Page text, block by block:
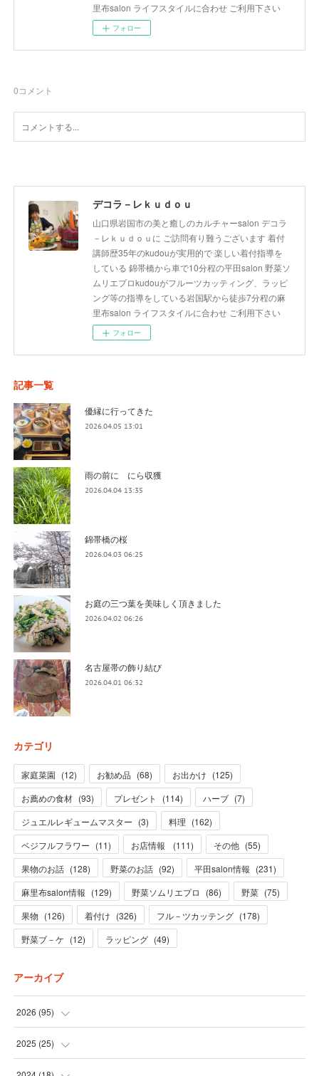
里布salon ライフスタイルに合わせ ご利用下さい
フォロー
0コメント
デコラ－レｋｕｄｏｕ
山口県岩国市の美と癒しのカルチャーsalon デコラ
－レｋｕｄｏｕに ご訪問有り難うございます 着付
講師歴35年のkudouが実用的で 楽しい着付指導を
している 錦帯橋から車で10分程の平田salon 野菜ソ
ムリエプロkudouがフルーツカッティング、ラッピ
ング等の指導をしている岩国駅から徒歩7分程の麻
里布salon ライフスタイルに合わせ ご利用下さい
フォロー
記事一覧
優縁に行ってきた
2026.04.05 13:01
雨の前に にら収獲
2026.04.04 13:35
錦帯橋の桜
2026.04.03 06:25
お庭の三つ葉を美味しく頂きました
2026.04.02 06:26
名古屋帯の飾り結び
2026.04.01 06:32
カテゴリ
家庭菜園 (12) お勧め品 (68) お出かけ (125)
お薦めの食材 (93) プレゼント (114) ハーブ (7)
ジュエルレギュームマスター (3) 料理 (162)
ベジフルフラワー (11) お店情報 (111) その他 (55)
果物のお話 (128) 野菜のお話 (92) 平田salon情報 (231)
麻里布salon情報 (129) 野菜ソムリエプロ (86) 野菜 (75)
果物 (126) 着付け (326) フル－ツカッテング (178)
野菜ブ－ケ (12) ラッピング (49)
アーカイブ
2026 (95)
(5
(31 )
2025 (25)
(3